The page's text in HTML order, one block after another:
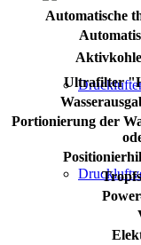
Automatische
Ultrafilter
Portionierung der